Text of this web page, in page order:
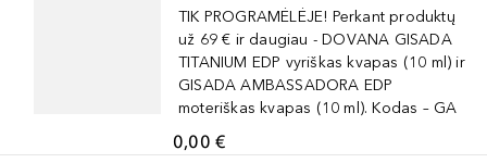
TIK PROGRAMĖLĖJE! Perkant produktų
už 69 € ir daugiau - DOVANA GISADA
TITANIUM EDP vyriškas kvapas (10 ml) ir
GISADA AMBASSADORA EDP
moteriškas kvapas (10 ml). Kodas – GA
0,00 €